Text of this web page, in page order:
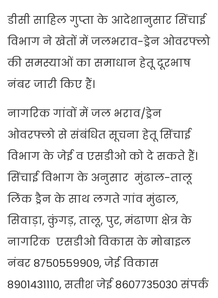
डीसी साहिल गुप्ता के आदेशानुसार सिंचाई
विभाग ने खेतों में जलभराव-ड्रेन ओवरफ्लो
की समस्याओं का समाधान हेतू दूरभाष
नंबर जारी किए हैं।
नागरिक गांवों में जल भराव/ड्रेन
ओवरफ्लो से संबंधित सूचना हेतू सिंचाई
विभाग के जेई व एसडीओ को दे सकते हैं।
सिंचाई विभाग के अनुसार मुंढाल-तालू
लिंक ड्रैन के साथ लगते गांव मुंढाल,
सिवाड़ा, कुंगड़, तालू, पुर, मंढाणा क्षेत्र के
नागरिक एसडीओ विकास के मोबाइल
नंबर 8750559909, जेई विकास
8901431110, सतीश जेई 8607735030 संपर्क